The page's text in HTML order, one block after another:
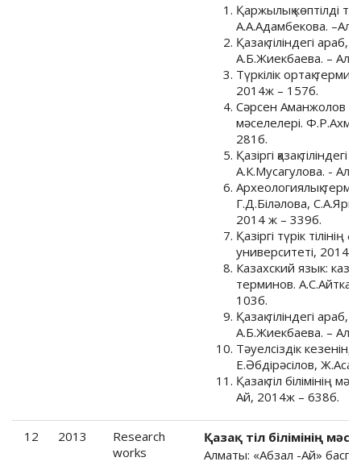
Қаржылық көптілді
А.А.Адамбекова.
Қазақ тіліндегі
А.Б.Жиекбаева. –
Түркілік ортақ
2014ж – 157б.
Сәрсен Аманжолов
мәселелері.
281б.
Қазіргі қазақ
А.К.Мусагулова. -
Археологиялық
Г.Д.Біләлова,
2014 ж – 339б.
Қазіргі түрік
университеті,
Казахский язык:
терминов.
103б.
Қазақ тіліндегі
А.Б.Жиекбаева. –
Тәуелсіздік
Е.Әбдірәсілов,
Қазақ тіл білімінің
Ай, 2014ж – 638б.
12 2013
Research
works
Қазақ тіл білімінің
Алматы: «Абзал -Ай»